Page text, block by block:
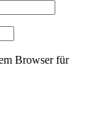
Browser für